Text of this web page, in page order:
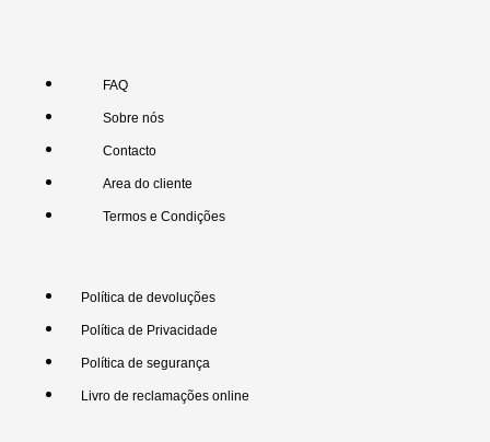
FAQ
Sobre nós
Contacto
Area do cliente
Termos e Condições
Política de devoluções
Política de Privacidade
Política de segurança
Livro de reclamações online